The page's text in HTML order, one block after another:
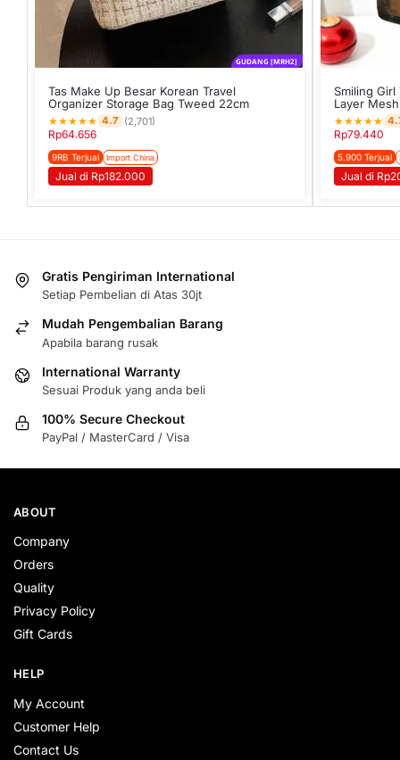
GUDANG [MRH2]
Tas Make Up Besar Korean Travel
Organizer Storage Bag Tweed 22cm
★★★★★ 4.7 (2,701)
Rp64.656
9RB Terjual Import China
Jual di Rp182.000
Smiling
Layer
★★★★★
Rp79.440
5.900 Terjual
Jual di
Gratis Pengiriman International
Setiap Pembelian di Atas 30jt
Mudah Pengembalian Barang
Apabila barang rusak
International Warranty
Sesuai Produk yang anda beli
100% Secure Checkout
PayPal / MasterCard / Visa
ABOUT
Company
Orders
Quality
Privacy Policy
Gift Cards
HELP
My Account
Customer Help
Contact Us